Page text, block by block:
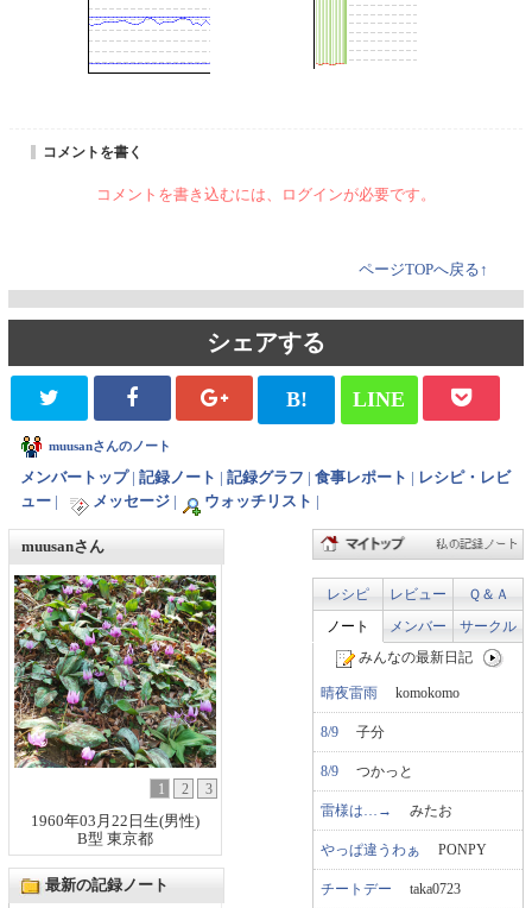
コメントを書く
コメントを書き込むには、ログインが必要です。
ページTOPへ戻る↑
シェアする
B! LINE
muusanさんのノート
メンバートップ| 記録ノート 記録グラフ 食事レポート
レシピ・レビ
ュー
メッセージ ウォッチリスト
muusanさん
1 2
3
1960年03月22日生(男性)
B型 東京都
最新の記録ノート
レシピ レビュー
Ｑ＆Ａ
ノート
メンバー
サークル
みんなの最新日記
晴夜雷雨 komokomo
8/9 子分
8/9 つかっと
雷様は…→ みたお
やっぱ違うわぁ PONPY
チートデー taka0723